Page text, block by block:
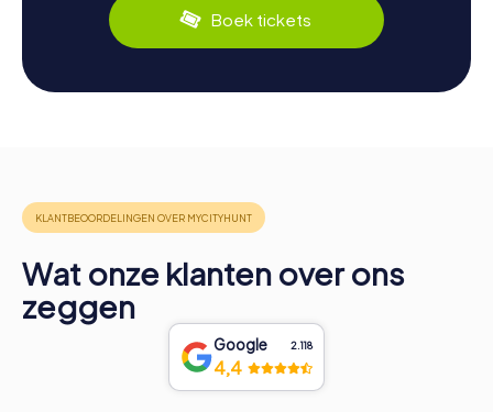
Boek tickets
Wat onze klanten over ons
zeggen
Google 2.118
4,4